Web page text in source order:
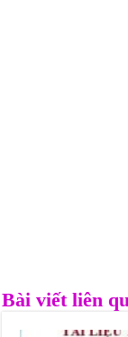
Bài viết liên